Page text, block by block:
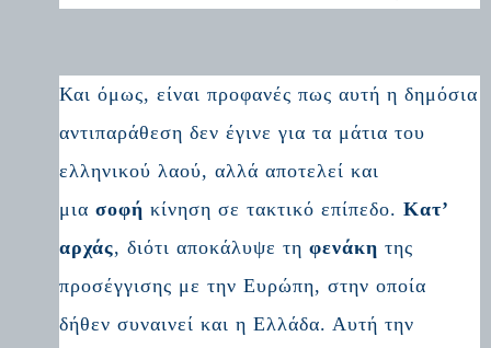
Και όμως, είναι προφανές πως αυτή η δημόσια
αντιπαράθεση δεν έγινε για τα μάτια του
ελληνικού λαού, αλλά αποτελεί και
μιασοφή κίνηση σε τακτικό επίπεδο.Κατ’
αρχάς, διότι αποκάλυψε τηφενάκη της
προσέγγισης με την Ευρώπη, στην οποία
δήθεν συναινεί και η Ελλάδα. Αυτή την